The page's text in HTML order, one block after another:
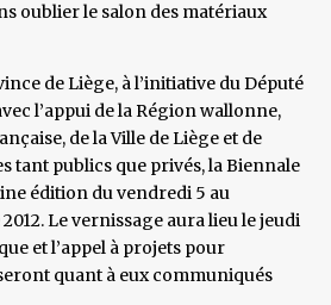
oublier le salon des matériaux
de Liège, à l’initiative du Député
l’appui de la Région wallonne,
de la Ville de Liège et de
tant publics que privés, la Biennale
édition du vendredi 5 au
Le vernissage aura lieu le jeudi
et l’appel à projets pour
quant à eux communiqués